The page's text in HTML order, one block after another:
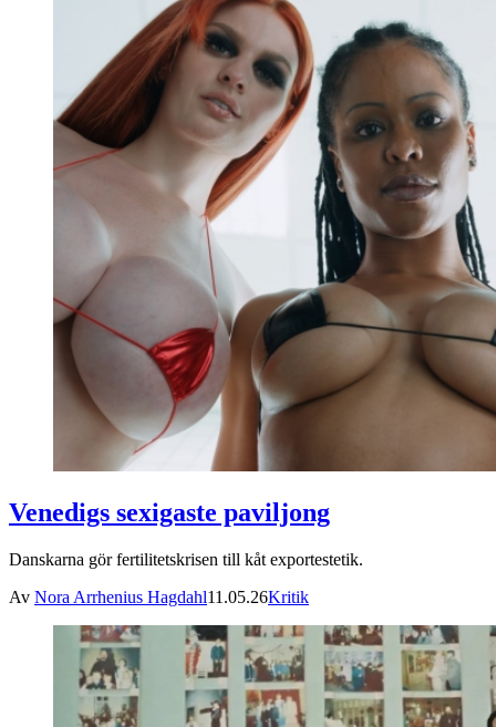
Venedigs sexigaste paviljong
Danskarna gör fertilitetskrisen till kåt exportestetik.
Av Nora Arrhenius Hagdahl11.05.26Kritik